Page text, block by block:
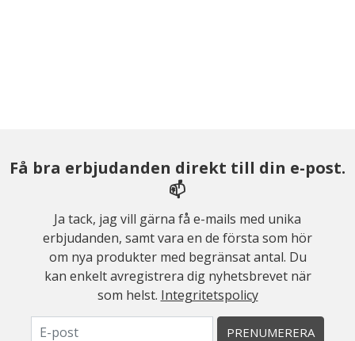
Få bra erbjudanden direkt till din e-post.
📫
Ja tack, jag vill gärna få e-mails med unika
erbjudanden, samt vara en de första som hör
om nya produkter med begränsat antal. Du
kan enkelt avregistrera dig nyhetsbrevet när
som helst. Integritetspolicy
PRENUMERERA